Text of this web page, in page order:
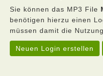
Sie können das MP3 File
benötigen hierzu einen
müssen damit die
Neuen Login erstellen